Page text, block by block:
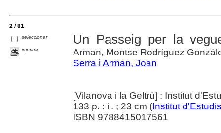
2 / 81
seleccionar
imprimir
Un Passeig per la
Arman, Montse Rodríguez
Serra i Arman, Joan
[Vilanova i la Geltrú] : Institut
133 p. : il. ; 23 cm (Institut
ISBN 9788415017561